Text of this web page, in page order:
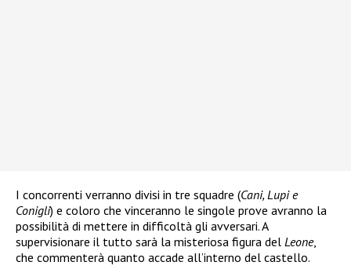
I concorrenti verranno divisi in tre squadre (Cani, Lupi e
Conigli) e coloro che vinceranno le singole prove avranno la
possibilità di mettere in difficoltà gli avversari. A
supervisionare il tutto sarà la misteriosa figura del Leone,
che commenterà quanto accade all’interno del castello.